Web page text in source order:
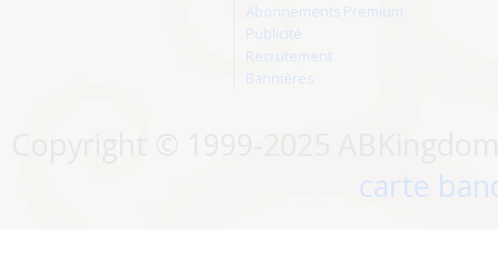
Abonnements Premium
Publicité
Recrutement
Bannières
carte